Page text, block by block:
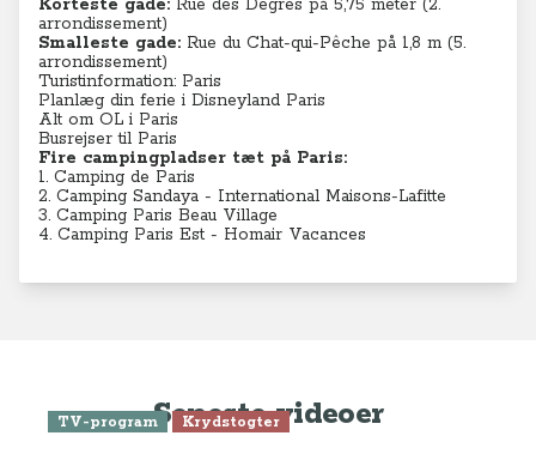
Korteste gade: Rue des Degrés på 5,75 meter (2.
arrondissement)
Smalleste gade: Rue du Chat-qui-Pêche på 1,8 m (5.
arrondissement)
Turistinformation: Paris
Planlæg din ferie i Disneyland Paris
Alt om OL i Paris
Busrejser til Paris
Fire campingpladser tæt på Paris:
1. Camping de Paris
2. Camping Sandaya - International Maisons-Lafitte
3. Camping Paris Beau Village
4. Camping Paris Est - Homair Vacances
Seneste videoer
TV-program Krydstogter